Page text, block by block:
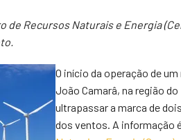
de Recursos Naturais e Energia
O início da operação de
João Camarâ, na região
ultrapassar a marca de
dos ventos. A informação